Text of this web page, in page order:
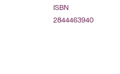
ISBN
2844463940